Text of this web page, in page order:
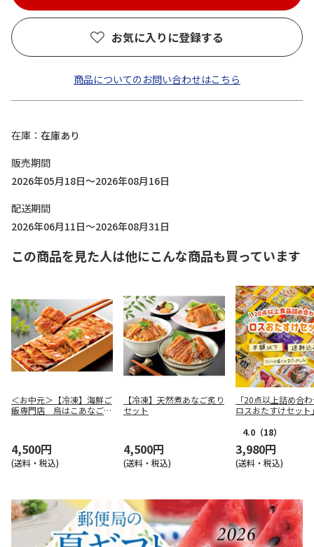
お気に入りに登録する
商品についてのお問い合わせはこちら
在庫
在庫あり
販売期間
2026年05月18日～2026年08月16日
配送期間
2026年06月11日～2026年08月31日
この商品を見た人は他にこんな商品も買っています
＜お中元＞【冷凍】海鮮ご
飯専門店 烏はこあなごめ
4,500円
(送料・税込)
【冷凍】天然煮あなご炙り
セット
4,500円
(送料・税込)
「20点以上詰め合
ロスおたすけセット
4.0 （18）
3,980円
(送料・税込)